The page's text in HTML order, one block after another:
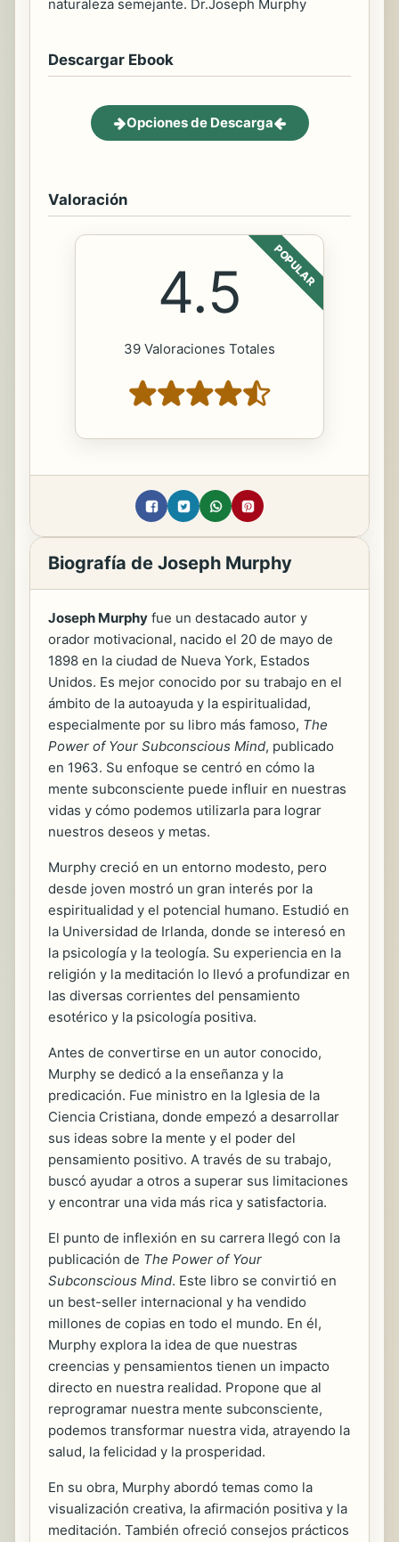
naturaleza semejante. Dr.Joseph Murphy
Descargar Ebook
Opciones de Descarga
Valoración
POPULAR
4.5
39 Valoraciones Totales
Biografía de Joseph Murphy
Joseph Murphy fue un destacado autor y
orador motivacional, nacido el 20 de mayo de
1898 en la ciudad de Nueva York, Estados
Unidos. Es mejor conocido por su trabajo en el
ámbito de la autoayuda y la espiritualidad,
especialmente por su libro más famoso, The
Power of Your Subconscious Mind, publicado
en 1963. Su enfoque se centró en cómo la
mente subconsciente puede influir en nuestras
vidas y cómo podemos utilizarla para lograr
nuestros deseos y metas.
Murphy creció en un entorno modesto, pero
desde joven mostró un gran interés por la
espiritualidad y el potencial humano. Estudió en
la Universidad de Irlanda, donde se interesó en
la psicología y la teología. Su experiencia en la
religión y la meditación lo llevó a profundizar en
las diversas corrientes del pensamiento
esotérico y la psicología positiva.
Antes de convertirse en un autor conocido,
Murphy se dedicó a la enseñanza y la
predicación. Fue ministro en la Iglesia de la
Ciencia Cristiana, donde empezó a desarrollar
sus ideas sobre la mente y el poder del
pensamiento positivo. A través de su trabajo,
buscó ayudar a otros a superar sus limitaciones
y encontrar una vida más rica y satisfactoria.
El punto de inflexión en su carrera llegó con la
publicación de The Power of Your
Subconscious Mind. Este libro se convirtió en
un best-seller internacional y ha vendido
millones de copias en todo el mundo. En él,
Murphy explora la idea de que nuestras
creencias y pensamientos tienen un impacto
directo en nuestra realidad. Propone que al
reprogramar nuestra mente subconsciente,
podemos transformar nuestra vida, atrayendo la
salud, la felicidad y la prosperidad.
En su obra, Murphy abordó temas como la
visualización creativa, la afirmación positiva y la
meditación. También ofreció consejos prácticos